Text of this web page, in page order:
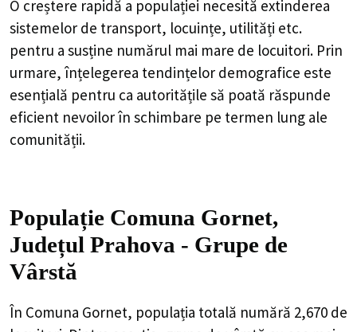
O creștere rapidă a populației necesită extinderea
sistemelor de transport, locuințe, utilități etc.
pentru a susține numărul mai mare de locuitori. Prin
urmare, înțelegerea tendințelor demografice este
esențială pentru ca autoritățile să poată răspunde
eficient nevoilor în schimbare pe termen lung ale
comunității.
Populație Comuna Gornet,
Județul Prahova - Grupe de
Vârstă
În Comuna Gornet, populația totală numără 2,670 de